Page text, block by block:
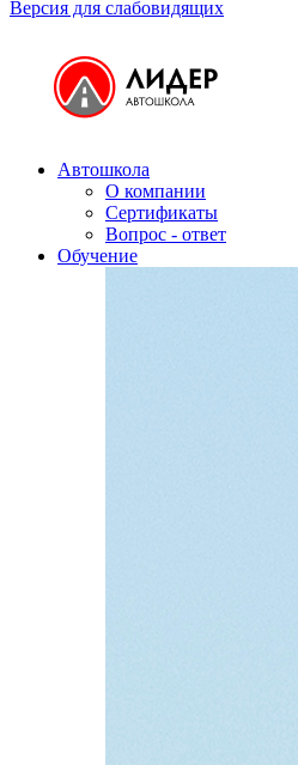
Версия для слабовидящих
Автошкола
О компании
Сертификаты
Вопрос - ответ
Обучение